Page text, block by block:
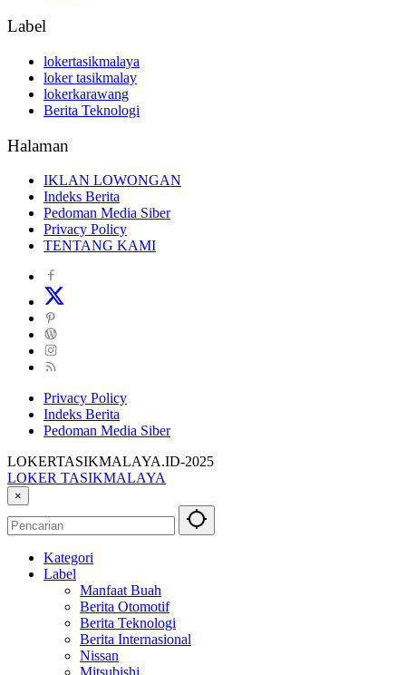
Label
lokertasikmalaya
loker tasikmalay
lokerkarawang
Berita Teknologi
Halaman
IKLAN LOWONGAN
Indeks Berita
Pedoman Media Siber
Privacy Policy
TENTANG KAMI
Privacy Policy
Indeks Berita
Pedoman Media Siber
LOKERTASIKMALAYA.ID-2025
LOKER TASIKMALAYA
Info
Lowongan
Kerja
Sekitarna
×
Kategori
Label
Manfaat Buah
Berita Otomotif
Berita Teknologi
Berita Internasional
Nissan